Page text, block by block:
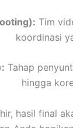
Tim
koordinasi
Tahap
hingga
hasil final